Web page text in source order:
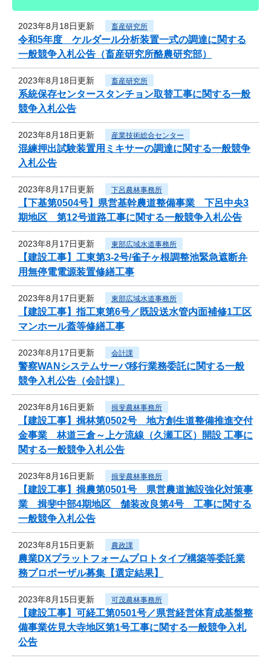
2023年8月18日更新 畜産研究所
令和5年度 ケルダール分析装置一式の調達に関する
一般競争入札公告（畜産研究所酪農研究部）
2023年8月18日更新 畜産研究所
系統保存センタースタンチョン取替工事に関する一般
競争入札公告
2023年8月18日更新 産業技術総合センター
混練押出試験装置用ミキサーの調達に関する一般競争
入札公告
2023年8月17日更新 下呂農林事務所
【下基第0504号】県営基幹農道整備事業 下呂中央3
期地区 第12号道路工事に関する一般競争入札公告
2023年8月17日更新 東部広域水道事務所
【建設工事】工東第3-2号/雀子ヶ根調整池緊急遮断弁
用無停電電源装置修繕工事
2023年8月17日更新 東部広域水道事務所
【建設工事】指工東第6号／既設送水管内面補修1工区
マンホール蓋等修繕工事
2023年8月17日更新 会計課
警察WANシステムサーバ移行業務委託に関する一般
競争入札公告（会計課）
2023年8月16日更新 揖斐農林事務所
【建設工事】揖林第0502号 地方創生道整備推進交付
金事業 林道三倉～上ケ流線（久瀬工区）開設 工事に
関する一般競争入札公告
2023年8月16日更新 揖斐農林事務所
【建設工事】揖農第0501号 県営農道施設強化対策事
業 揖斐中部4期地区 舗装改良第4号 工事に関する
一般競争入札公告
2023年8月15日更新 農政課
農業DXプラットフォームプロトタイプ構築等委託業
務プロポーザル募集【選定結果】
2023年8月15日更新 可茂農林事務所
【建設工事】可経工第0501号／県営経営体育成基盤整
備事業佐見大寺地区第1号工事に関する一般競争入札
公告